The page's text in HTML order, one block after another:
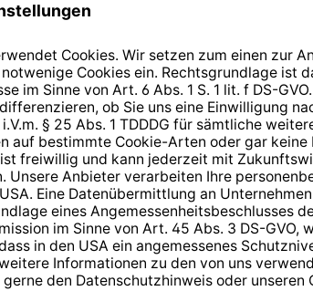
14 Tage kostenloseRücksendung.